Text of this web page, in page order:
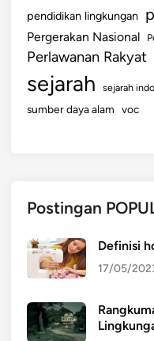
pendidikan lingkungan
Pergerakan Nasional
Perlawanan Rakyat
sejarah sejarah
sumber daya alam voc
Postingan
Definisi
17/05/